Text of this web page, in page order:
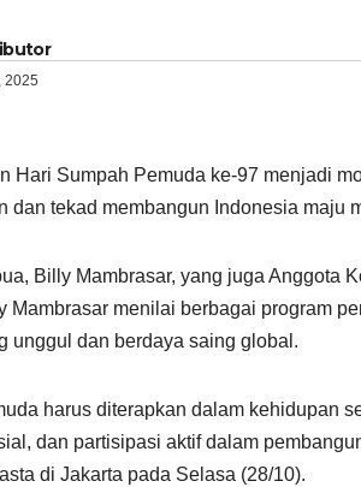
2025
Hari Sumpah Pemuda ke-97 menjadi
dan tekad membangun Indonesia
Billy Mambrasar, yang juga Anggota
Mambrasar menilai berbagai program
unggul dan berdaya saing global.
harus diterapkan dalam kehidupan
dan partisipasi aktif dalam
di Jakarta pada Selasa (28/10).